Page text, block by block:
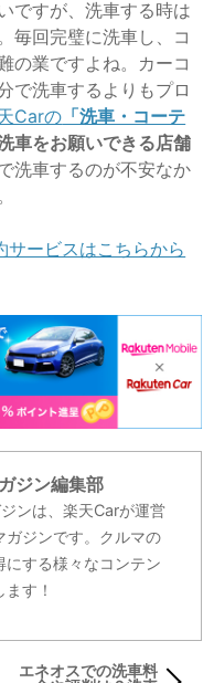
ですが、洗車する時は
毎回完璧に洗車し、コ
の業ですよね。カーコ
で洗車するよりもプロ
Carの 「洗車・コーテ
車をお願いできる店舗
洗車するのが不安なか
ービスはこちらから
ジン編集部
ンは、楽天Carが運営
ガジンです。クルマの
にする様々なコンテン
す！
エネオスでの洗車料